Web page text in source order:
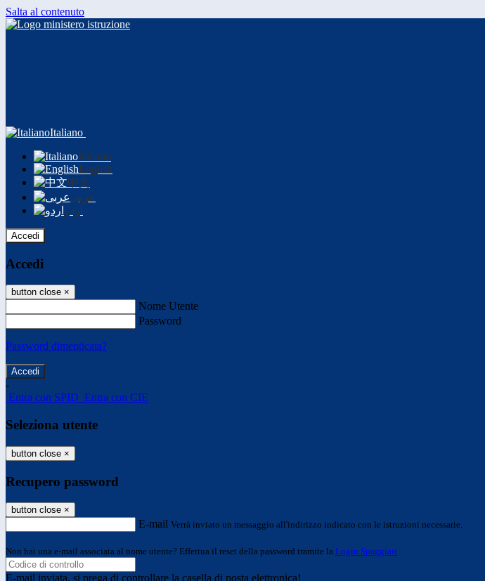
Salta al contenuto
Italiano
Italiano
English
中文
عربى
اردو
Accedi
Accedi
button close ×
Nome Utente
Password
Password dimenticata?
-
Entra con SPID Entra con CIE
Seleziona utente
button close ×
Recupero password
button close ×
E-mail Verrà inviato un messaggio all'indirizzo indicato con le istruzioni necessarie.
Non hai una e-mail associata al nome utente? Effettua il reset della password tramite la Login Spaggiari
E-mail inviata, si prega di controllare la casella di posta elettronica!